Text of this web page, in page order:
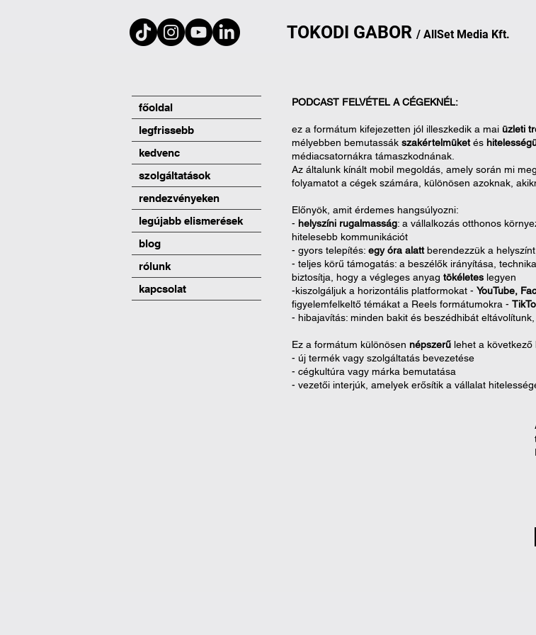
TOKODI GABOR / AllSet Media Kft.
PODCAST FELVÉTEL A CÉGEKNÉL:
ez a formátum kifejezetten jól illeszkedik a mai üzleti
mélyebben bemutassák szakértelmüketés
médiacsatornákra támaszkodnának.
Az általunk kínált mobil megoldás, amely során mi
folyamatot a cégek számára, különösen azoknak,
Előnyök, amit érdemes hangsúlyozni:
- helyszíni rugalmasság: ​a vállalkozás otthonos
hitelesebb kommunikációt
- gyors telepítés: ​ egy óra alattberendezzük a
​- teljes körű támogatás: ​a beszélők irányítása,
biztosítja, hogy a végleges anyag tökéletes legyen
-kiszolgáljuk a horizontális platformokat - YouTube,
figyelemfelkeltő témákat a Reels formátumokra -
- hibajavítás: ​minden baki​t és beszédhib​át
Ez a formátum különösen ​ n​épszerű lehet a következő
- ​új termék vagy szolgáltatás bevezetése
- ​cégkultúra vagy márka bemutatása
- ​vezetői interjúk, amelyek erősítik a vállalat
főoldal
legfrissebb
kedvenc
szolgáltatások
rendezvényeken
legújabb elismerések
blog
rólunk
kapcsolat